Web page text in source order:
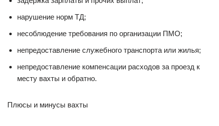
нарушение норм ТД;
несоблюдение требования по организации ПМО;
непредоставление служебного транспорта или жилья;
непредоставление компенсации расходов за проезд к
месту вахты и обратно.
Плюсы и минусы вахты